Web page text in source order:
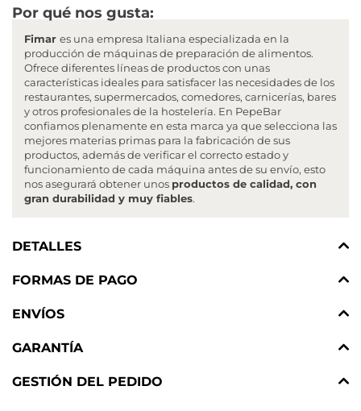
Por qué nos gusta:
Fimar es una empresa Italiana especializada en la
producción de máquinas de preparación de alimentos.
Ofrece diferentes líneas de productos con unas
características ideales para satisfacer las necesidades de los
restaurantes, supermercados, comedores, carnicerías, bares
y otros profesionales de la hostelería. En PepeBar
confiamos plenamente en esta marca ya que selecciona las
mejores materias primas para la fabricación de sus
productos, además de verificar el correcto estado y
funcionamiento de cada máquina antes de su envío, esto
nos asegurará obtener unos productos de calidad, con
gran durabilidad y muy fiables.
DETALLES
FORMAS DE PAGO
ENVÍOS
GARANTÍA
GESTIÓN DEL PEDIDO